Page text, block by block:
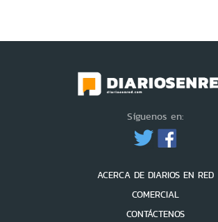
Síguenos en:
ACERCA DE DIARIOS EN RED
COMERCIAL
CONTÁCTENOS